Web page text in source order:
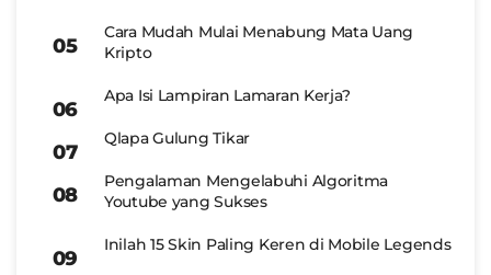
Cara Mudah Mulai Menabung Mata Uang
Kripto
Apa Isi Lampiran Lamaran Kerja?
Qlapa Gulung Tikar
Pengalaman Mengelabuhi Algoritma
Youtube yang Sukses
Inilah 15 Skin Paling Keren di Mobile Legends